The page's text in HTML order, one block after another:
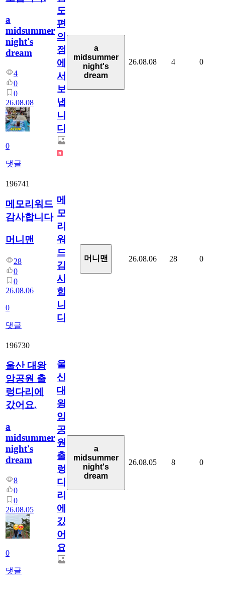
a
midsummer
night's
dream
4
0
0
26.08.08
0
댓글
도
편
의
점
에
서
보
냅
니
다.
a
midsummer
night's
dream
26.08.08 4 0
196741
메모리워드
감사합니다
머니맨
28
0
0
26.08.06
0
댓글
메
모
리
워
드
감
사
합
니
다
머니맨 26.08.06 28 0
196730
울산 대왕
암공원 출
렁다리에
갔어요.
a
midsummer
night's
dream
8
0
0
26.08.05
0
댓글
울
산
대
왕
암
공
원
출
렁
다
리
에
갔
어
요.
a
midsummer
night's
dream
26.08.05 8 0